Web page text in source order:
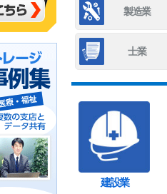
製造業
士業
建設業